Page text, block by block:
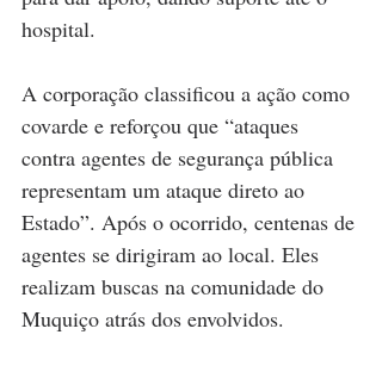
hospital.
A corporação classificou a ação como
covarde e reforçou que “ataques
contra agentes de segurança pública
representam um ataque direto ao
Estado”. Após o ocorrido, centenas de
agentes se dirigiram ao local. Eles
realizam buscas na comunidade do
Muquiço atrás dos envolvidos.